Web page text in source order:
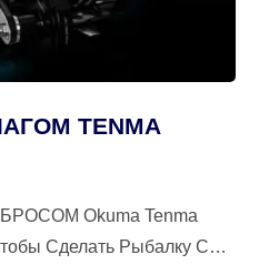
TENMA
Okuma Tenma
Сделать Рыбалку С